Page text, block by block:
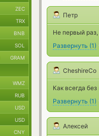
Петр
Не первый
Развернуть (1)
CheshireCo
Как всегда
Развернуть (1)
Алексей
ZEC
TRX
BNB
SOL
GRAM
WMZ
RUB
USD
USD
CNY